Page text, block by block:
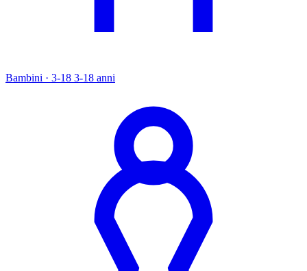
Bambini · 3-18 3-18 anni